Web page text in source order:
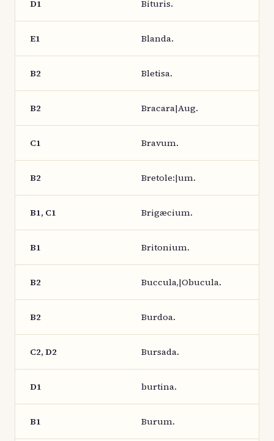
D1 Bituris.
E1 Blanda.
B2 Bletisa.
B2 Bracara|Aug.
C1 Bravum.
B2 Bretole:|um.
B1, C1 Brigæcium.
B1 Britonium.
B2 Buccula,|Obucula.
B2 Burdoa.
C2, D2 Bursada.
D1 burtina.
B1 Burum.